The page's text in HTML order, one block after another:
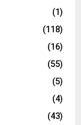
(1)
(118)
(16)
(55)
(5)
(4)
(43)